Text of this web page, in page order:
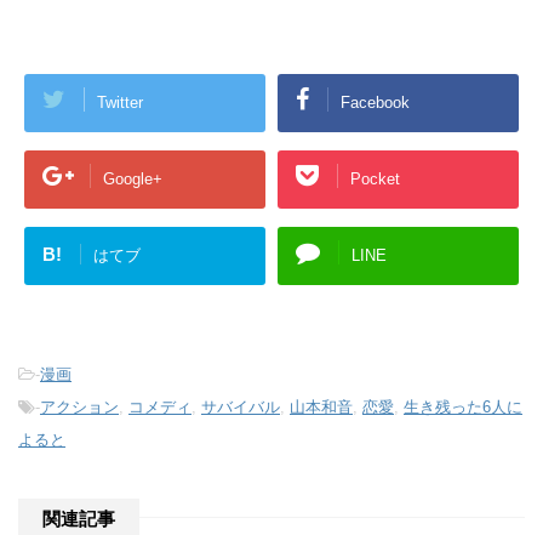
Twitter Facebook
Google+ Pocket
B! はてブ LINE
-漫画
-アクション コメディ サバイバル 山本和音 恋愛 生き残った6人に
よると
関連記事